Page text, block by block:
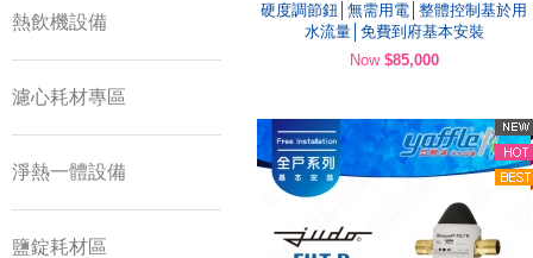
熱飲機設備
濾心耗材專區
淨熱一體設備
鹽錠耗材區
硬度調節鈕│無需用電│整體控制基於用
水流量│免費到府基本安裝
Now $85,000